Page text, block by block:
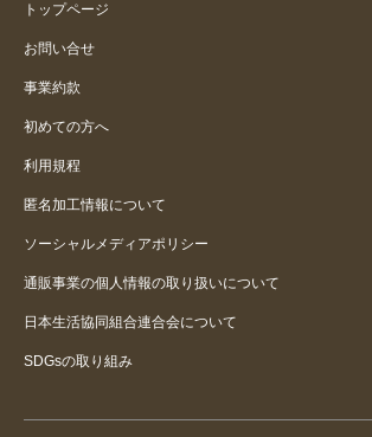
トップページ
お問い合せ
事業約款
初めての方へ
利用規程
匿名加工情報について
ソーシャルメディアポリシー
通販事業の個人情報の取り扱いについて
日本生活協同組合連合会について
SDGsの取り組み